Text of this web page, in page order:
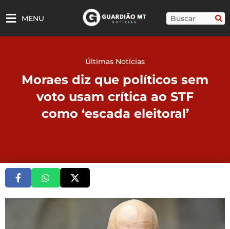
para
MENU Pesquisar
Últimas Notícias
Moraes diz que políticos sem
voto usam crítica ao STF
como ‘escada eleitoral’